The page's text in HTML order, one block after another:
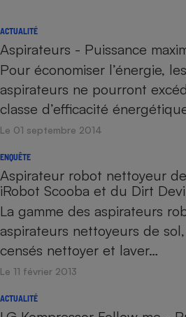
ACTUALITÉ
Aspirateurs - Puissance
Pour économiser l’énergie,
aspirateurs ne pourront
classe d’efficacité
Le 01 septembre 2014
ENQUÊTE
Aspirateur robot nettoyeur
iRobot Scooba et du Dirt
La gamme des aspirateurs
aspirateurs nettoyeurs de
censés nettoyer et laver…
Le 11 février 2013
ACTUALITÉ